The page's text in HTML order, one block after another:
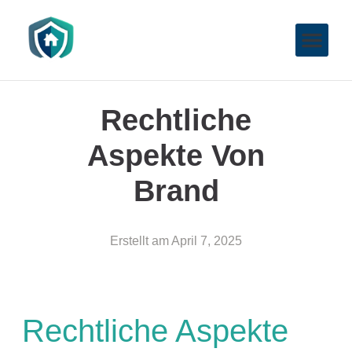
Rechtliche
Aspekte Von
Brand
Erstellt amApril 7, 2025
Rechtliche Aspekte